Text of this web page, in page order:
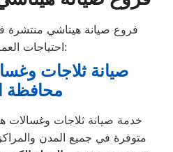
فروع صيانة هيتاشي منتشرة
احتياجات العملاء بسرعة:
صيانة ثلاجات
محافظة
خدمة صيانة ثلاجات وغسالات
متوفرة في جميع المدن